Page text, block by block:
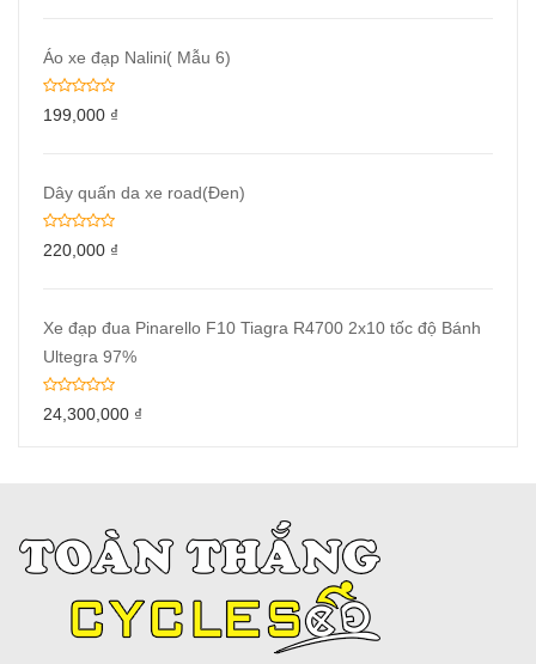
Áo xe đạp Nalini( Mẫu 6)
199,000 ₫
Dây quấn da xe road(Đen)
220,000 ₫
Xe đạp đua Pinarello F10 Tiagra R4700 2x10 tốc độ Bánh
Ultegra 97%
24,300,000 ₫